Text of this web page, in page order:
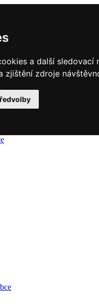
a další
zjištění zdroje